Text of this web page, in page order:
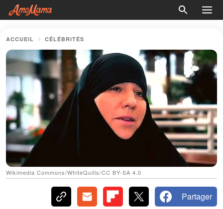
ACCUEIL CÉLÉBRITÉS
Wikimedia Commons/WhiteQuills/CC BY-SA 4.0
Partager